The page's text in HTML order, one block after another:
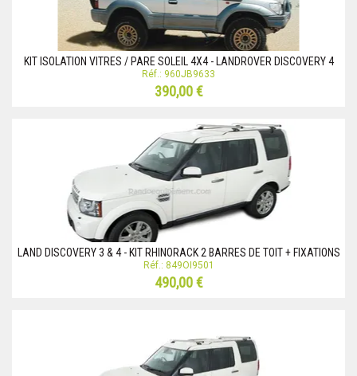
KIT ISOLATION VITRES / PARE SOLEIL 4X4 - LANDROVER DISCOVERY 4
Réf.: 960JB9633
390,00 €
LAND DISCOVERY 3 & 4 - KIT RHINORACK 2 BARRES DE TOIT + FIXATIONS
Réf.: 849OI9501
490,00 €